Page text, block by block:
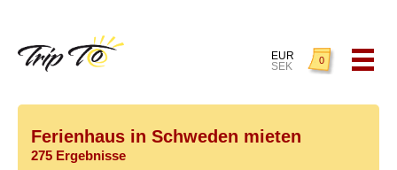
EUR
SEK
0
Ferienhaus in Schweden mieten
275 Ergebnisse